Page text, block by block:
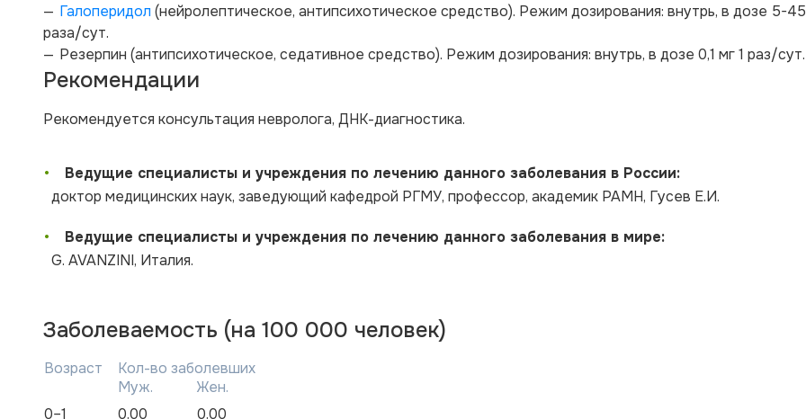
Галоперидол (нейролептическое, антипсихотическое средство). Режим дозирования: внутрь, в дозе 5-
раза/сут.
Резерпин (антипсихотическое, седативное средство). Режим дозирования: внутрь, в дозе 0,1 мг 1 раз/сут.
Рекомендации
Рекомендуется консультация невролога, ДНК-диагностика.
•
Ведущие специалисты и учреждения по лечению данного заболевания в России:
доктор медицинских наук, заведующий кафедрой РГМУ, профессор, академик РАМН, Гусев Е.И.
•
Ведущие специалисты и учреждения по лечению данного заболевания в мире:
G. AVANZINI, Италия.
Заболеваемость (на 100 000 человек)
Возраст
Кол-во заболевших
Муж.
Жен.
0–1
0.00
0.00